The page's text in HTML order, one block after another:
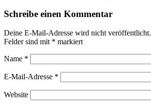
Schreibe einen Kommentar
Deine E-Mail-Adresse wird nicht veröffentlicht.
Felder sind mit * markiert
Name *
E-Mail-Adresse *
Website